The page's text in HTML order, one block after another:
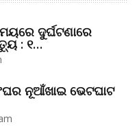
ଦୁର୍ଘଟଣାରେ
: ୧…
ନୂଆଁଖାଇ ଭେଟଘାଟ